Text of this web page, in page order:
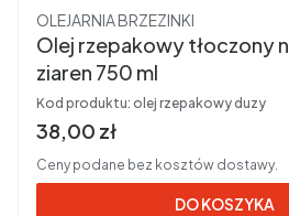
Producent
OLEJARNIA BRZEZINKI
Olej rzepakowy tłoczony
ziaren 750 ml
Kod produktu: olej rzepakowy duzy
Cena brutto
38,00 zł
Ceny podane bez kosztów dostawy.
DO KOSZYKA